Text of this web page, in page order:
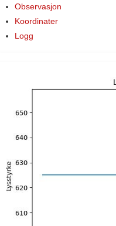
Observasjon
Koordinater
Logg